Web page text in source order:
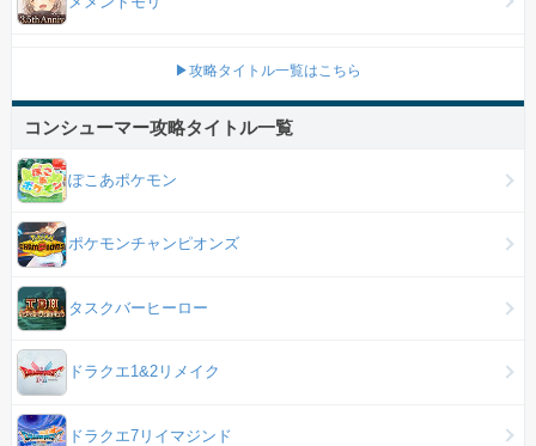
▶攻略タイトル一覧はこちら
コンシューマー攻略タイトル一覧
ぽこあポケモン
ポケモンチャンピオンズ
タスクバーヒーロー
ドラクエ1&2リメイク
ドラクエ7リイマジンド